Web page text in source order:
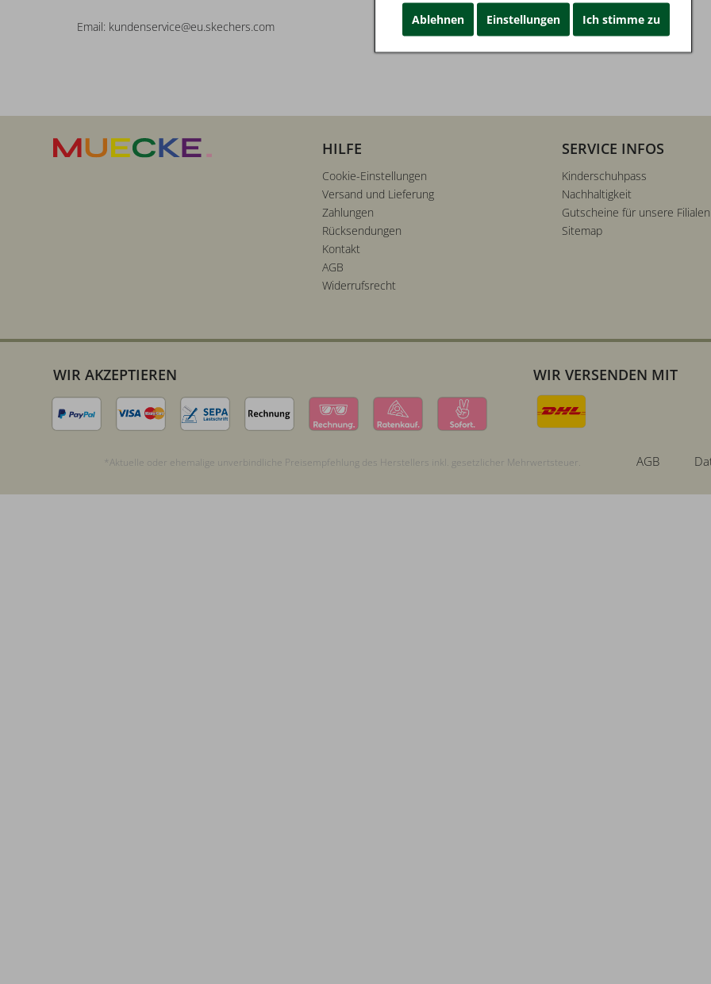
Email: kundenservice@eu.skechers.com
HILFE
Cookie-Einstellungen
Versand und Lieferung
Zahlungen
Rücksendungen
Kontakt
AGB
Widerrufsrecht
SERVICE INFOS
Kinderschuhpass
Nachhaltigkeit
Gutscheine für unsere Filialen
Sitemap
WIR AKZEPTIEREN WIR VERSENDEN MIT
AGB
*Aktuelle oder ehemalige unverbindliche Preisempfehlung des Herstellers inkl. gesetzlicher Mehrwertsteuer.
Ablehnen Einstellungen Ich stimme zu